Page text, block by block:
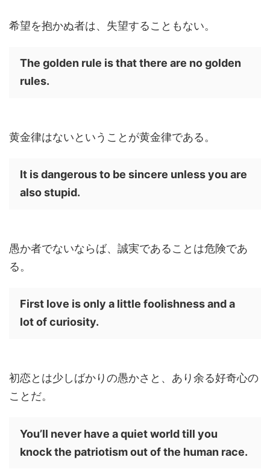
希望を抱かぬ者は、失望することもない。
The golden rule is that there are no golden
rules.
黄金律はないということが黄金律である。
It is dangerous to be sincere unless you are
also stupid.
愚か者でないならば、誠実であることは危険であ
る。
First love is only a little foolishness and a
lot of curiosity.
初恋とは少しばかりの愚かさと、あり余る好奇心の
ことだ。
You’ll never have a quiet world till you
knock the patriotism out of the human race.